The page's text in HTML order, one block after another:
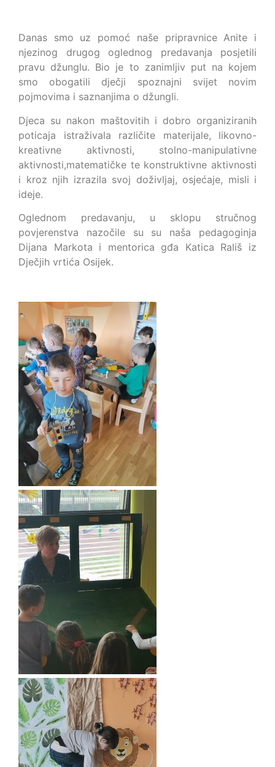
Danas smo uz pomoć naše pripravnice Anite i
njezinog drugog oglednog predavanja posjetili
pravu džunglu. Bio je to zanimljiv put na kojem
smo obogatili dječji spoznajni svijet novim
pojmovima i saznanjima o džungli.
Djeca su nakon maštovitih i dobro organiziranih
poticaja istraživala različite materijale, likovno-
kreativne aktivnosti, stolno-manipulativne
aktivnosti,matematičke te konstruktivne aktivnosti
i kroz njih izrazila svoj doživljaj, osjećaje, misli i
ideje.
Oglednom predavanju, u sklopu stručnog
povjerenstva nazočile su su naša pedagoginja
Dijana Markota i mentorica gđa Katica Rališ iz
Dječjih vrtića Osijek.